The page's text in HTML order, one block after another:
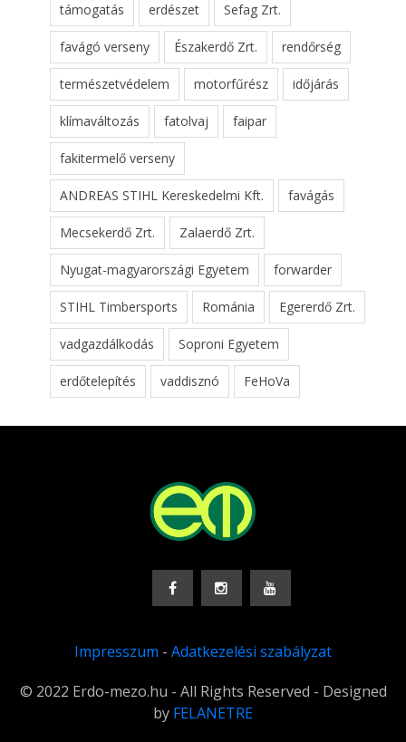
támogatás erdészet Sefag Zrt.
favágó verseny Északerdő Zrt. rendőrség
természetvédelem motorfűrész időjárás
klímaváltozás fatolvaj faipar
fakitermelő verseny
ANDREAS STIHL Kereskedelmi Kft. favágás
Mecsekerdő Zrt. Zalaerdő Zrt.
Nyugat-magyarországi Egyetem forwarder
STIHL Timbersports Románia Egererdő Zrt.
vadgazdálkodás Soproni Egyetem
erdőtelepítés vaddisznó FeHoVa
Impresszum - Adatkezelési szabályzat
© 2022 Erdo-mezo.hu - All Rights Reserved - Designed
by FELANETRE